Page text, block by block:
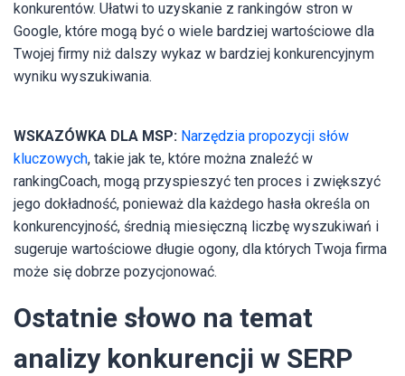
konkurentów. Ułatwi to uzyskanie z rankingów stron w
Google, które mogą być o wiele bardziej wartościowe dla
Twojej firmy niż dalszy wykaz w bardziej konkurencyjnym
wyniku wyszukiwania.
WSKAZÓWKA DLA MSP: Narzędzia propozycji słów
kluczowych, takie jak te, które można znaleźć w
rankingCoach, mogą przyspieszyć ten proces i zwiększyć
jego dokładność, ponieważ dla każdego hasła określa on
konkurencyjność, średnią miesięczną liczbę wyszukiwań i
sugeruje wartościowe długie ogony, dla których Twoja firma
może się dobrze pozycjonować.
Ostatnie słowo na temat
analizy konkurencji w SERP